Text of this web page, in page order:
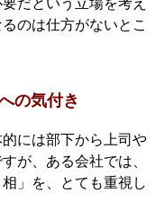
だという立場を考え
のは仕方がないとこ
の気付き
には部下から上司や
が、ある会社では、
」を、とても重視し